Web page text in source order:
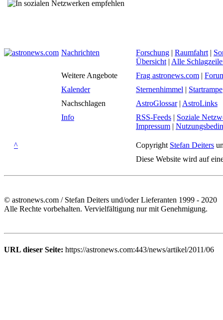
Nachrichten Forschung | Raumfahrt |
Übersicht | Alle
Weitere Angebote
Frag astronews.com |
Kalender
Sternenhimmel | Startrampe
Nachschlagen
AstroGlossar| AstroLinks
Info
RSS-Feeds | Soziale
Impressum |
^ Copyright Stefan Deiters
Diese Website wird auf
© astronews.com / Stefan Deiters und/oder Lieferanten 1999 - 2020
Alle Rechte vorbehalten. Vervielfältigung nur mit Genehmigung.
URL dieser Seite: https://astronews.com:443/news/artikel/2011/06